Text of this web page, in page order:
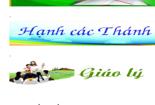
.
.